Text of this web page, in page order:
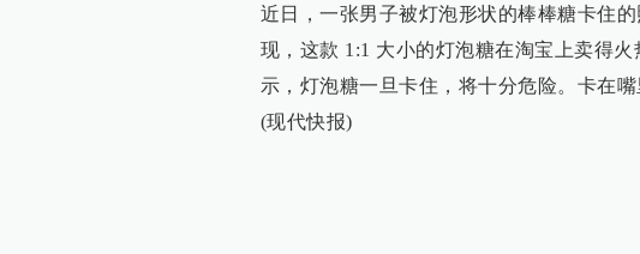
近日，一张男子被灯泡形状的棒棒糖卡住
现，这款 1:1 大小的灯泡糖在淘宝上卖得
示，灯泡糖一旦卡住，将十分危险。卡在
(现代快报)